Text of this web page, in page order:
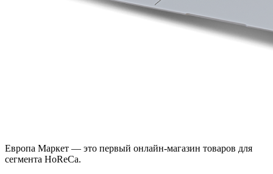
Европа Маркет — это первый онлайн-магазин товаров для
сегмента HoReCa.